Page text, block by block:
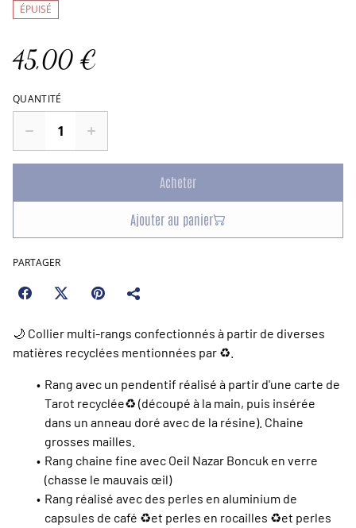
ÉPUISÉ
45,00 €
QUANTITÉ
Acheter
Ajouter au panier
PARTAGER
🌙 Collier multi-rangs confectionnés à partir de diverses
matières recyclées mentionnées par ♻️.
Rang avec un pendentif réalisé à partir d'une carte de
Tarot recyclée♻️️ (découpé à la main, puis insérée
dans un anneau doré avec de la résine). Chaine
grosses mailles.
Rang chaine fine avec Oeil Nazar Boncuk en verre
(chasse le mauvais œil)
Rang réalisé avec des perles en aluminium de
capsules de café ♻️️et perles en rocailles ♻️️et perles